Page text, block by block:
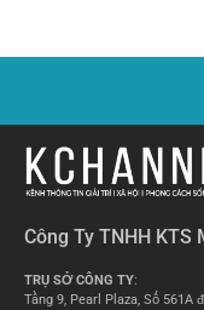
Công Ty TNHH KTS
TRỤ SỞ CÔNG TY:
Tầng 9, Pearl Plaza, Số 561A